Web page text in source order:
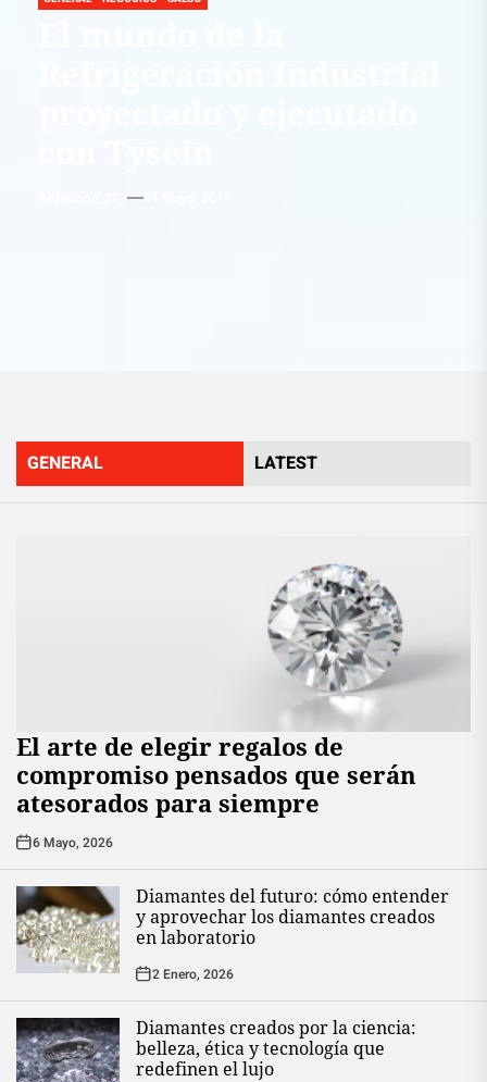
GENERAL LATEST
El arte de elegir regalos de
compromiso pensados que serán
atesorados para siempre
6 Mayo, 2026
Diamantes del futuro: cómo entender
y aprovechar los diamantes creados
en laboratorio
2 Enero, 2026
Diamantes creados por la ciencia:
belleza, ética y tecnología que
redefinen el lujo